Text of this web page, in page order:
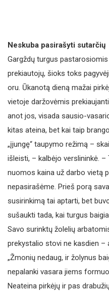
Neskuba pasirašyti sutarčių
Gargždų turgus
prekiautojų, šioks toks
oru. Ūkanotą dieną mažai
vietoje daržovėmis
anot jos, visada sausio-
kitas ateina, bet kai taip
„įjungę“ taupymo režimą –
išleisti, – kalbėjo verslininkė.
nuomos kaina už darbo vietą
nepasirašėme. Prieš porą
susirinkimą tai aptarti, bet
sušaukti tada, kai turgus
Savo surinktų žolelių
prekystalio stovi ne kasdien –
„Žmonių nedaug, ir žolynus
nepalanki vasara jiems
Neateina pirkėjų ir pas